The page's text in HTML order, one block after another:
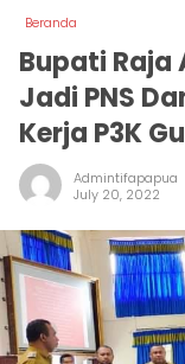
Beranda
Bupati Raja
Jadi PNS
Kerja P3K
Admintifapapua
July 20, 2022